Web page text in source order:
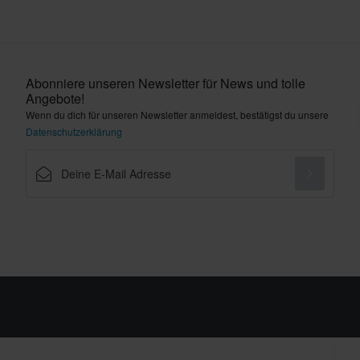
Abonniere unseren Newsletter für News und tolle
Angebote!
Wenn du dich für unseren Newsletter anmeldest, bestätigst du unsere
Datenschutzerklärung